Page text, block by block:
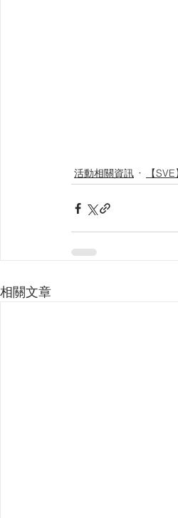
活動相關資訊 【
相關文章